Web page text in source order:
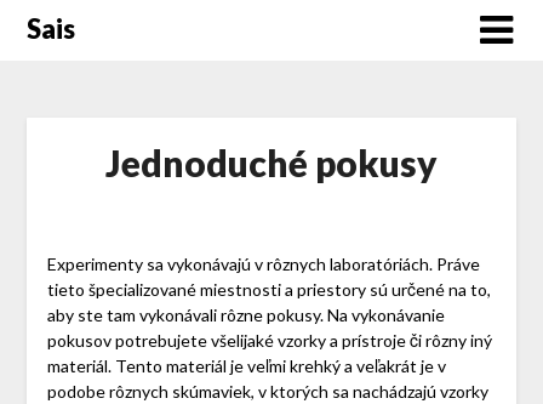
SkipSais
Jednoduché pokusy
Experimenty sa vykonávajú v rôznych laboratóriách. Práve
tieto špecializované miestnosti a priestory sú určené na to,
aby ste tam vykonávali rôzne pokusy. Na vykonávanie
pokusov potrebujete všelijaké vzorky a prístroje či rôzny iný
materiál. Tento materiál je veľmi krehký a veľakrát je v
podobe rôznych skúmaviek, v ktorých sa nachádzajú vzorky